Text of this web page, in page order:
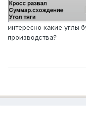
интересно какие углы
производства?